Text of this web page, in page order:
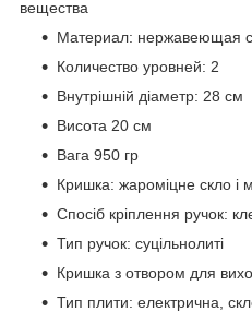
вещества
Материал: нержавеющая
Количество уровней: 2
Внутрішній діаметр: 28 см
Висота 20 см
Вага 950 гр
Кришка: жароміцне скло і
Спосіб кріплення ручок:
Тип ручок: суцільнолиті
Кришка з отвором для
Тип плити: електрична,